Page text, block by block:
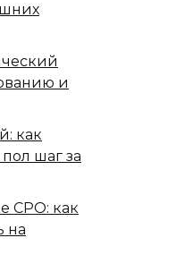
и
как
шаг за
СРО: как
на